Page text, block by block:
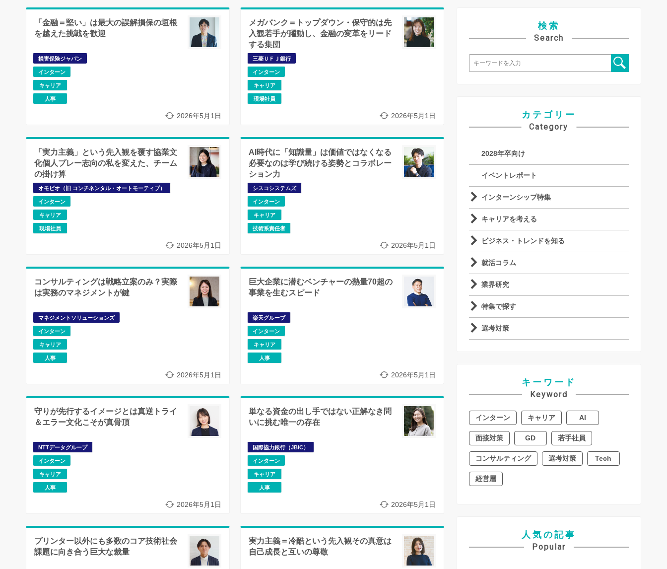
「金融＝堅い」は最大の誤解損保の垣根
を越えた挑戦を歓迎
損害保険ジャパン
インターン
キャリア
人事
2026年5月1日
メガバンク＝トップダウン・保守的は先
入観若手が躍動し、金融の変革をリード
する集団
三菱ＵＦＪ銀行
インターン
キャリア
現場社員
2026年5月1日
「実力主義」という先入観を覆す協業文
化個人プレー志向の私を変えた、チーム
の掛け算
オモビオ（旧 コンチネンタル・オートモーティブ）
インターン
キャリア
現場社員
2026年5月1日
AI時代に「知識量」は価値ではなくなる
必要なのは学び続ける姿勢とコラボレー
ション力
シスコシステムズ
インターン
キャリア
技術系責任者
2026年5月1日
コンサルティングは戦略立案のみ？実際
は実務のマネジメントが鍵
マネジメントソリューションズ
インターン
キャリア
人事
2026年5月1日
巨大企業に潜むベンチャーの熱量70超の
事業を生むスピード
楽天グループ
インターン
キャリア
人事
2026年5月1日
守りが先行するイメージとは真逆トライ
＆エラー文化こそが真骨頂
NTTデータグループ
インターン
キャリア
人事
2026年5月1日
単なる資金の出し手ではない正解なき問
いに挑む唯一の存在
国際協力銀行（JBIC）
インターン
キャリア
人事
2026年5月1日
プリンター以外にも多数のコア技術社会
課題に向き合う巨大な裁量
実力主義＝冷酷という先入観その真意は
自己成長と互いの尊敬
検索
Search
カテゴリー
Category
2028年卒向け
イベントレポート
インターンシップ特集
キャリアを考える
ビジネス・トレンドを知る
就活コラム
業界研究
特集で探す
選考対策
キーワード
Keyword
インターン キャリア AI
面接対策 GD 若手社員
コンサルティング 選考対策 Tech
経営層
人気の記事
Popular